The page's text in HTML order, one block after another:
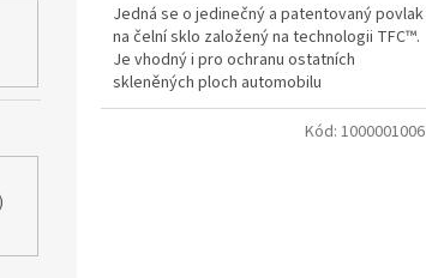
Jedná se o jedinečný a patentovaný povlak
na čelní sklo založený na technologii TFC™.
Je vhodný i pro ochranu ostatních
skleněných ploch automobilu
Kód: 1000001006